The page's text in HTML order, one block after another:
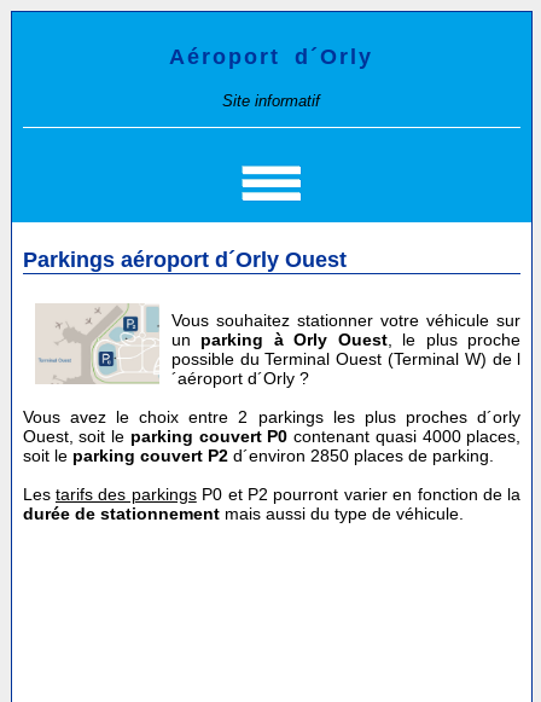
Aéroport d´Orly
Site informatif
Parkings aéroport d´Orly Ouest
Vous souhaitez stationner votre véhicule sur
un parking à Orly Ouest, le plus proche
possible du Terminal Ouest (Terminal W) de l
´aéroport d´Orly ?
Vous avez le choix entre 2 parkings les plus proches d´orly
Ouest, soit le parking couvert P0 contenant quasi 4000 places,
soit le parking couvert P2d´environ 2850 places de parking.
Les tarifs des parkingsP0 et P2 pourront varier en fonction de la
durée de stationnementmais aussi du type de véhicule.